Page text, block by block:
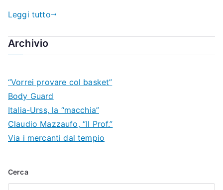
Leggi tutto
Archivio
“Vorrei provare col basket”
Body Guard
Italia-Urss, la “macchia”
Claudio Mazzaufo, “Il Prof.”
Via i mercanti dal tempio
Cerca